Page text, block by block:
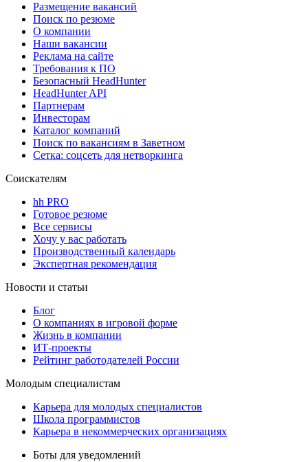
Размещение вакансий
Поиск по резюме
О компании
Наши вакансии
Реклама на сайте
Требования к ПО
Безопасный HeadHunter
HeadHunter API
Партнерам
Инвесторам
Каталог компаний
Поиск по вакансиям в Заветном
Сетка: соцсеть для нетворкинга
Соискателям
hh PRO
Готовое резюме
Все сервисы
Хочу у вас работать
Производственный календарь
Экспертная рекомендация
Новости и статьи
Блог
О компаниях в игровой форме
Жизнь в компании
ИТ-проекты
Рейтинг работодателей России
Молодым специалистам
Карьера для молодых специалистов
Школа программистов
Карьера в некоммерческих организациях
Боты для уведомлений